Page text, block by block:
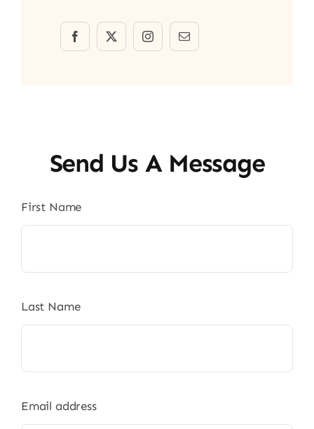
Send Us A Message
First Name
Last Name
Email address